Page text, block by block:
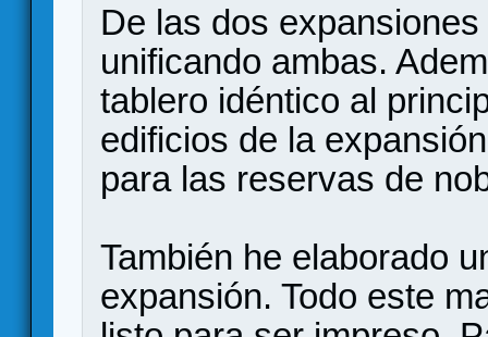
De las dos
unificando ambas.
tablero idéntico al
edificios de la
para las reservas de
También he elaborado
expansión. Todo este